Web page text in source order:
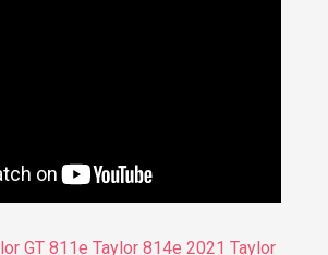
GT 811e Taylor 814e 2021 Taylor